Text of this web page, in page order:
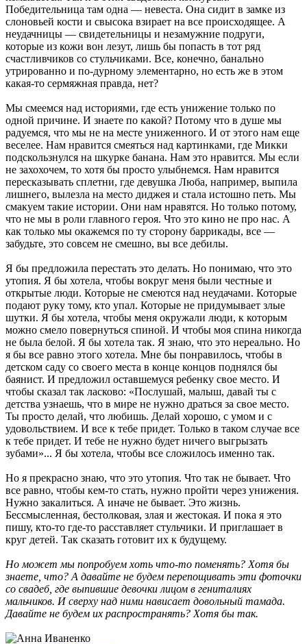
Победительница там одна — невеста. Она сидит в замке из
слоновьей кости и свысока взирает на все происходящее. А
неудачницы — свидетельницы и незамужние подруги,
которые из кожи вон лезут, лишь бы попасть в тот ряд
счастливчиков со стульчиками. Все, конечно, банально
утрированно и по-дурному элементарно, но есть же в этом
какая-то сермяжная правда, нет?
Мы смеемся над историями, где есть унижение только по
одной причине. И знаете по какой? Потому что в душе мы
радуемся, что мы не на месте униженного. И от этого нам еще
веселее. Нам нравится смеяться над картинками, где Микки
подскользнулся на шкурке банана. Нам это нравится. Мы если
не захохочем, то хотя бы просто улыбнемся. Нам нравится
пересказывать сплетни, где девушка Люба, например, выпила
лишнего, вылезла на место диджея и стала истошно петь. Мы
смакуем такие истории. Они нам нравятся. Но только потому,
что не мы в роли главного героя. Что это кино не про нас. А
как только мы окажемся по ту сторону баррикады, все —
забудьте, это совсем не смешно, вы все дебилы.
Я бы предложила перестать это делать. Но понимаю, что это
утопия. Я бы хотела, чтобы вокруг меня были честные и
открытые люди. Которые не смеются над неудачами. Которые
подают руку тому, кто упал. Которые не придумывает злые
шутки. Я бы хотела, чтобы меня окружали люди, к которым
можно смело повернуться спиной. И чтобы моя спина никогда
не была белой. Я бы хотела так. Я знаю, что это нереально. Но
я бы все равно этого хотела. Мне бы понравилось, чтобы в
детском саду со своего места в конце концов поднялся бы
баянист. И предложил оставшемуся ребенку свое место. И
чтобы сказал так ласково: «Послушай, малыш, давай ты с
детства узнаешь, что в мире не нужно драться за свое место.
Ты просто делай, что любишь. Делай хорошо, с умом и с
удовольствием. И все к тебе придет. Только в таком случае все
к тебе придет. И тебе не нужно будет ничего выгрызать
зубами»... Я бы хотела, чтобы все сложилось именно так.
Но я прекрасно знаю, что это утопия. Что так не бывает. Что
все равно, чтобы кем-то стать, нужно пройти через унижения.
Нужно закалиться. А иначе не бывает. Это жизнь.
Бессмысленная, бестолковая, злая и жестокая. И пока я это
пишу, кто-то где-то расставляет стульчики. И приглашает в
круг детей. Так сказать готовит их к будущему.
Но может мы попробуем хоть что-то поменять? Хотя бы
знаете, что? А давайте не будем перепощивать эти фоточки
со свадеб, где выпившие девочки лицом в гениталиях
мальчиков. И сверху над ними нависает довольный тамада.
Давайте не будем их распространять? Хотя бы так.